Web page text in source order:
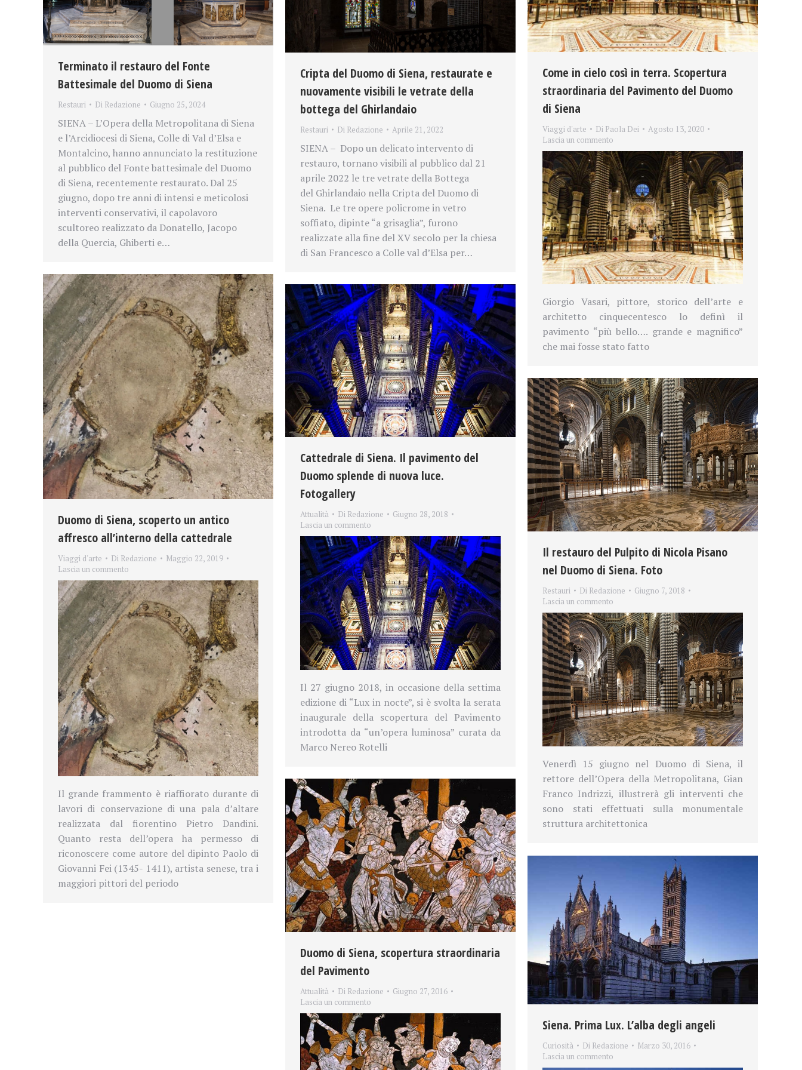
Terminato il restauro del Fonte
Battesimale del Duomo di Siena
Restauri Di Redazione Giugno 25, 2024
SIENA – L’Opera della Metropolitana di Siena
e l’Arcidiocesi di Siena, Colle di Val d’Elsa e
Montalcino, hanno annunciato la restituzione
al pubblico del Fonte battesimale del Duomo
di Siena, recentemente restaurato. Dal 25
giugno, dopo tre anni di intensi e meticolosi
interventi conservativi, il capolavoro
scultoreo realizzato da Donatello, Jacopo
della Quercia, Ghiberti e…
Cripta del Duomo di Siena, restaurate e
nuovamente visibili le vetrate della
bottega del Ghirlandaio
Restauri Di Redazione Aprile 21, 2022
SIENA – Dopo un delicato intervento di
restauro, tornano visibili al pubblico dal 21
aprile 2022 le tre vetrate della Bottega
del Ghirlandaio nella Cripta del Duomo di
Siena. Le tre opere policrome in vetro
soffiato, dipinte “a grisaglia”, furono
realizzate alla fine del XV secolo per la chiesa
di San Francesco a Colle val d’Elsa per…
Come in cielo così in terra. Scopertura
straordinaria del Pavimento del Duomo
di Siena
Viaggi d'arte Di Paola Dei
Agosto 13, 2020
Lascia un commento
Giorgio Vasari, pittore, storico dell’arte e
architetto cinquecentesco lo definì il
pavimento “più bello…. grande e magnifico”
che mai fosse stato fatto
Duomo di Siena, scoperto un antico
affresco all’interno della cattedrale
Viaggi d'arte Di Redazione
Maggio 22, 2019
Lascia un commento
Il grande frammento è riaffiorato durante di
lavori di conservazione di una pala d’altare
realizzata dal fiorentino Pietro Dandini.
Quanto resta dell’opera ha permesso di
riconoscere come autore del dipinto Paolo di
Giovanni Fei (1345- 1411), artista senese, tra i
maggiori pittori del periodo
Cattedrale di Siena. Il pavimento del
Duomo splende di nuova luce.
Fotogallery
Attualità Di Redazione
Giugno 28, 2018
Lascia un commento
Il 27 giugno 2018, in occasione della settima
edizione di “Lux in nocte”, si è svolta la serata
inaugurale della scopertura del Pavimento
introdotta da “un’opera luminosa” curata da
Marco Nereo Rotelli
Il restauro del Pulpito di Nicola Pisano
nel Duomo di Siena. Foto
Restauri Di Redazione
Giugno 7, 2018
Lascia un commento
Venerdì 15 giugno nel Duomo di Siena, il
rettore dell’Opera della Metropolitana, Gian
Franco Indrizzi, illustrerà gli interventi che
sono stati effettuati sulla monumentale
struttura architettonica
Duomo di Siena, scopertura straordinaria
del Pavimento
Attualità Di Redazione
Giugno 27, 2016
Lascia un commento
Siena. Prima Lux. L’alba degli angeli
Curiosità Di Redazione
Marzo 30, 2016
Lascia un commento